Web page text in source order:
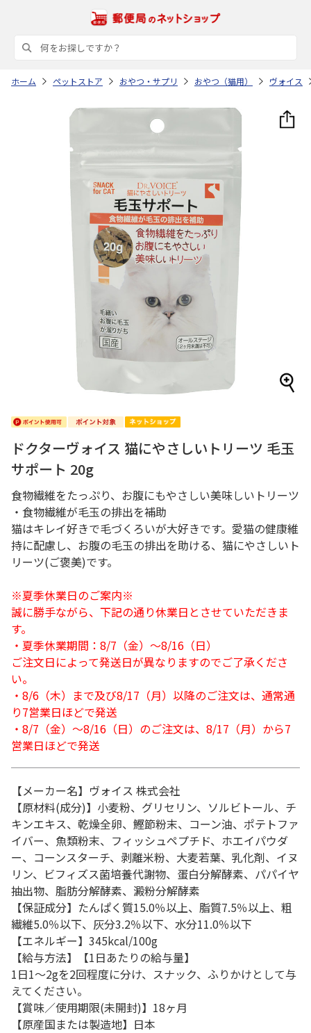
ホーム ペットストア おやつ・サプリ おやつ（猫用） ヴォイス
ドクターヴォイス 猫にやさしいトリーツ 毛玉
サポート 20g
食物繊維をたっぷり、お腹にもやさしい美味しいトリーツ
・食物繊維が毛玉の排出を補助
猫はキレイ好きで毛づくろいが大好きです。愛猫の健康維
持に配慮し、お腹の毛玉の排出を助ける、猫にやさしいト
リーツ(ご褒美)です。
※夏季休業日のご案内※
誠に勝手ながら、下記の通り休業日とさせていただきま
す。
・夏季休業期間：8/7（金）～8/16（日）
ご注文日によって発送日が異なりますのでご了承くださ
い。
・8/6（木）まで及び8/17（月）以降のご注文は、通常通
り7営業日ほどで発送
・8/7（金）～8/16（日）のご注文は、8/17（月）から7
営業日ほどで発送
【メーカー名】ヴォイス 株式会社
【原材料(成分)】小麦粉、グリセリン、ソルビトール、チ
キンエキス、乾燥全卵、鰹節粉末、コーン油、ポテトファ
イバー、魚類粉末、フィッシュペプチド、ホエイパウダ
ー、コーンスターチ、剥離米粉、大麦若葉、乳化剤、イヌ
リン、ビフィズス菌培養代謝物、蛋白分解酵素、パパイヤ
抽出物、脂肪分解酵素、澱粉分解酵素
【保証成分】たんぱく質15.0％以上、脂質7.5％以上、粗
繊維5.0％以下、灰分3.2％以下、水分11.0％以下
【エネルギー】345kcal/100g
【給与方法】【1日あたりの給与量】
1日1～2gを2回程度に分け、スナック、ふりかけとして与
えてください。
【賞味／使用期限(未開封)】18ヶ月
【原産国または製造地】日本